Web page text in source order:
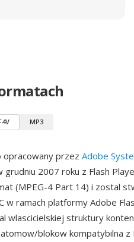
MP3
opracowany przez Adobe
2007 roku z Flash
(MPEG-4 Part 14) i zostal
w ramach platformy Adobe
wlascicielskiej struktury
blokow kompatybilna z